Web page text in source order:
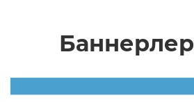
Баннерлер